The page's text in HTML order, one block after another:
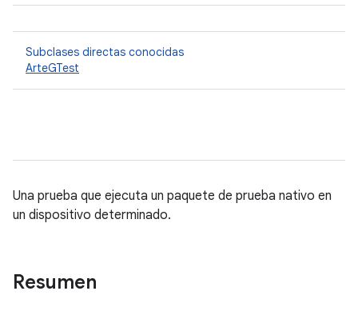
Subclases directas conocidas
ArteGTest
Una prueba que ejecuta un paquete de prueba nativo en
un dispositivo determinado.
Resumen